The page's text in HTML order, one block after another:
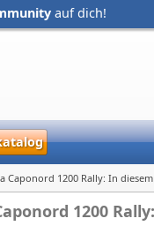
auf dich!
Caponord 1200 Rally: In
1200